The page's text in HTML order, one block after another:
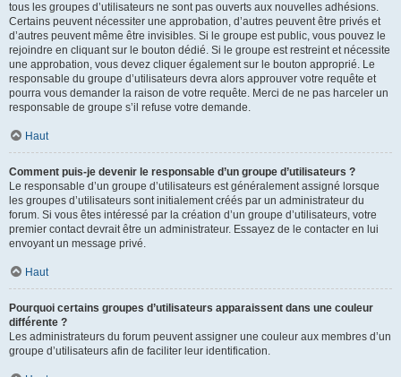
tous les groupes d’utilisateurs ne sont pas ouverts aux nouvelles adhésions.
Certains peuvent nécessiter une approbation, d’autres peuvent être privés et
d’autres peuvent même être invisibles. Si le groupe est public, vous pouvez le
rejoindre en cliquant sur le bouton dédié. Si le groupe est restreint et nécessite
une approbation, vous devez cliquer également sur le bouton approprié. Le
responsable du groupe d’utilisateurs devra alors approuver votre requête et
pourra vous demander la raison de votre requête. Merci de ne pas harceler un
responsable de groupe s’il refuse votre demande.
Haut
Comment puis-je devenir le responsable d’un groupe d’utilisateurs ?
Le responsable d’un groupe d’utilisateurs est généralement assigné lorsque
les groupes d’utilisateurs sont initialement créés par un administrateur du
forum. Si vous êtes intéressé par la création d’un groupe d’utilisateurs, votre
premier contact devrait être un administrateur. Essayez de le contacter en lui
envoyant un message privé.
Haut
Pourquoi certains groupes d’utilisateurs apparaissent dans une couleur
différente ?
Les administrateurs du forum peuvent assigner une couleur aux membres d’un
groupe d’utilisateurs afin de faciliter leur identification.